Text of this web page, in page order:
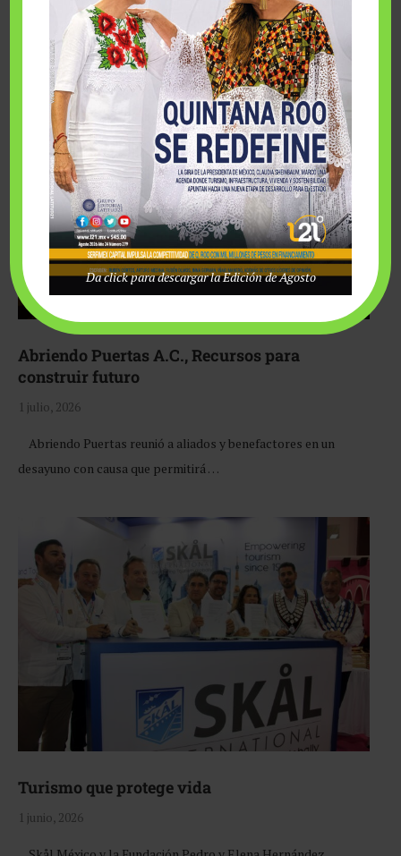
Fairmont Mayakoba y Make-A-Wish México unieron
esfuerzos para hacer realidad el deseo de una …
Abriendo Puertas A.C., Recursos para
construir futuro
1 julio, 2026
Abriendo Puertas reunió a aliados y benefactores en un
desayuno con causa que permitirá …
Turismo que protege vida
1 junio, 2026
Da click para descargar la Edición de Agosto